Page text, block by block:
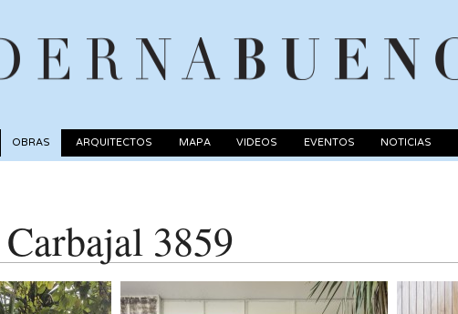
OBRAS ARQUITECTOS MAPA VIDEOS EVENTOS NOTICIAS
3859